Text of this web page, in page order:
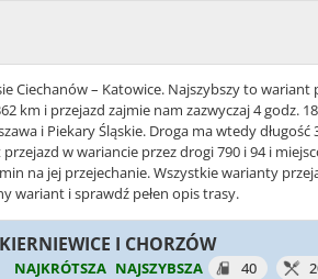
Ciechanów – Katowice. Najszybszy to wariant
km i przejazd zajmie nam zazwyczaj 4 godz.
i Piekary Śląskie. Droga ma wtedy długość
w wariancie przez drogi 790 i 94 i
na jej przejechanie. Wszystkie warianty
wariant i sprawdź pełen opis trasy.
I CHORZÓW
NAJKRÓTSZA NAJSZYBSZA 40